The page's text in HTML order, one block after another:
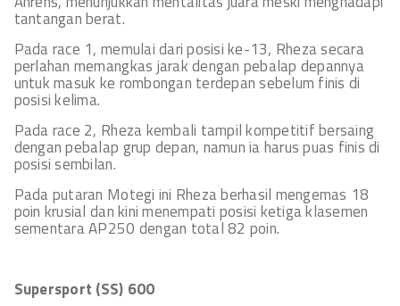
tantangan berat.
Pada race 1, memulai dari posisi ke-13, Rheza secara
perlahan memangkas jarak dengan pebalap depannya
untuk masuk ke rombongan terdepan sebelum finis di
posisi kelima.
Pada race 2, Rheza kembali tampil kompetitif bersaing
dengan pebalap grup depan, namun ia harus puas finis di
posisi sembilan.
Pada putaran Motegi ini Rheza berhasil mengemas 18
poin krusial dan kini menempati posisi ketiga klasemen
sementara AP250 dengan total 82 poin.
Supersport (SS) 600